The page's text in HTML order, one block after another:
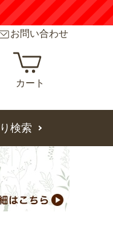
お問い合わせ
カート
検索